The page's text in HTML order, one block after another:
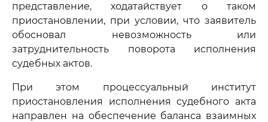
представление, ходатайствует о таком
приостановлении, при условии, что заявитель
обосновал невозможность или
затруднительность поворота исполнения
судебных актов.
При этом процессуальный институт
приостановления исполнения судебного акта
направлен на обеспечение баланса взаимных